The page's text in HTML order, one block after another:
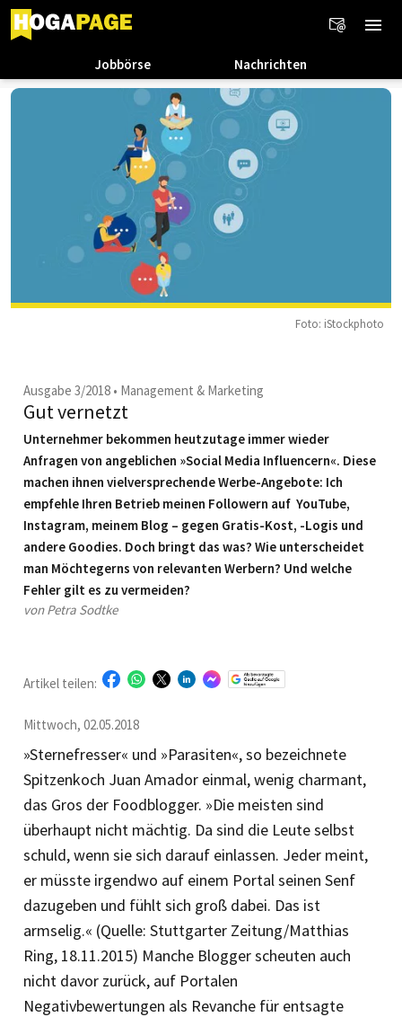
Jobbörse Nachrichten
Foto: iStockphoto
Ausgabe 3/2018 • Management & Marketing
Gut vernetzt
Unternehmer bekommen heutzutage immer wieder
Anfragen von angeblichen »Social Media Influencern«. Diese
machen ihnen vielversprechende Werbe-Angebote: Ich
empfehle Ihren Betrieb meinen Followern auf YouTube,
Instagram, meinem Blog – gegen Gratis-Kost, -Logis und
andere Goodies. Doch bringt das was? Wie unterscheidet
man Möchtegerns von relevanten Werbern? Und welche
Fehler gilt es zu vermeiden?
von Petra Sodtke
Mittwoch, 02.05.2018
Artikel teilen:
»Sternefresser« und »Parasiten«, so bezeichnete
Spitzenkoch Juan Amador einmal, wenig charmant,
das Gros der Foodblogger. »Die meisten sind
überhaupt nicht mächtig. Da sind die Leute selbst
schuld, wenn sie sich darauf einlassen. Jeder meint,
er müsste irgendwo auf einem Portal seinen Senf
dazugeben und fühlt sich groß dabei. Das ist
armselig.« (Quelle: Stuttgarter Zeitung/Matthias
Ring, 18.11.2015) Manche Blogger scheuten auch
nicht davor zurück, auf Portalen
Negativbewertungen als Revanche für entsagte